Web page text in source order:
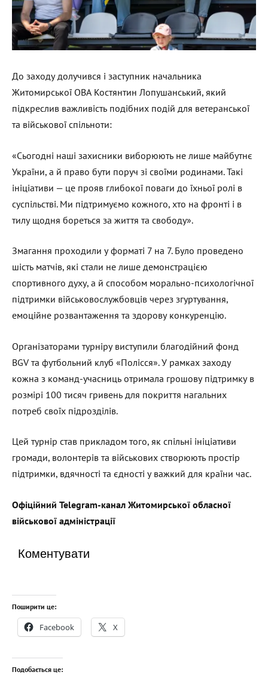
До заходу долучився і заступник начальника
Житомирської ОВА Костянтин Лопушанський, який
підкреслив важливість подібних подій для ветеранської
та військової спільноти:
«Сьогодні наші захисники виборюють не лише майбутнє
України, а й право бути поруч зі своїми родинами. Такі
ініціативи — це прояв глибокої поваги до їхньої ролі в
суспільстві. Ми підтримуємо кожного, хто на фронті і в
тилу щодня бореться за життя та свободу».
Змагання проходили у форматі 7 на 7. Було проведено
шість матчів, які стали не лише демонстрацією
спортивного духу, а й способом морально-психологічної
підтримки військовослужбовців через згуртування,
емоційне розвантаження та здорову конкуренцію.
Організаторами турніру виступили благодійний фонд
BGV та футбольний клуб «Полісся». У рамках заходу
кожна з команд-учасниць отримала грошову підтримку в
розмірі 100 тисяч гривень для покриття нагальних
потреб своїх підрозділів.
Цей турнір став прикладом того, як спільні ініціативи
громади, волонтерів та військових створюють простір
підтримки, вдячності та єдності у важкий для країни час.
Офіційний Telegram-канал Житомирської обласної
військової адміністрації
Коментувати
Поширити це:
Facebook X
Подобається це: